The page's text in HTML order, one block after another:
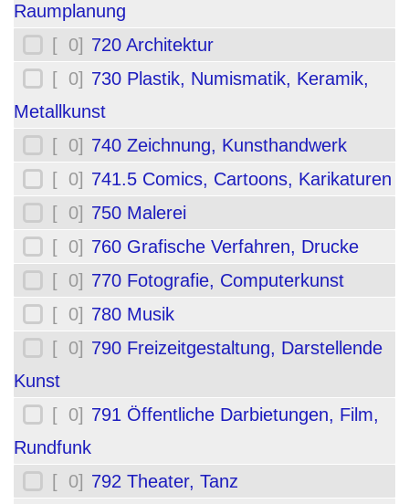
Raumplanung
[ 0] 720 Architektur
[ 0] 730 Plastik, Numismatik, Keramik,
Metallkunst
[ 0] 740 Zeichnung, Kunsthandwerk
[ 0] 741.5 Comics, Cartoons, Karikaturen
[ 0] 750 Malerei
[ 0] 760 Grafische Verfahren, Drucke
[ 0] 770 Fotografie, Computerkunst
[ 0] 780 Musik
[ 0] 790 Freizeitgestaltung, Darstellende
Kunst
[ 0] 791 Öffentliche Darbietungen, Film,
Rundfunk
[ 0] 792 Theater, Tanz